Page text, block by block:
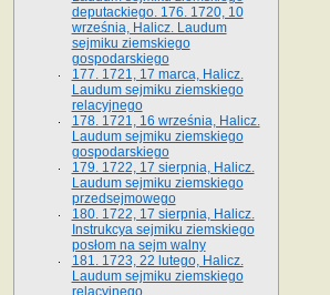
deputackiego. 176. 1720, 10
września, Halicz. Laudum
sejmiku ziemskiego
gospodarskiego
177. 1721, 17 marca, Halicz.
Laudum sejmiku ziemskiego
relacyjnego
178. 1721, 16 września, Halicz.
Laudum sejmiku ziemskiego
gospodarskiego
179. 1722, 17 sierpnia, Halicz.
Laudum sejmiku ziemskiego
przedsejmowego
180. 1722, 17 sierpnia, Halicz.
Instrukcya sejmiku ziemskiego
posłom na sejm walny
181. 1723, 22 lutego, Halicz.
Laudum sejmiku ziemskiego
relacyjnego